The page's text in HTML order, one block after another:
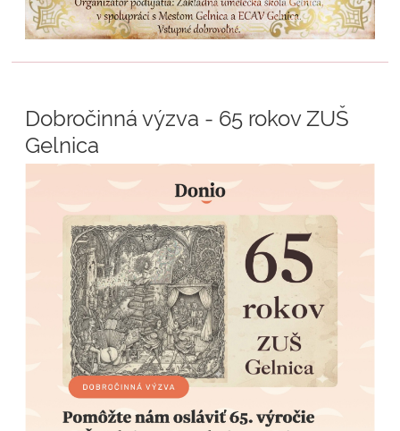
Dobročinná výzva - 65 rokov ZUŠ
Gelnica